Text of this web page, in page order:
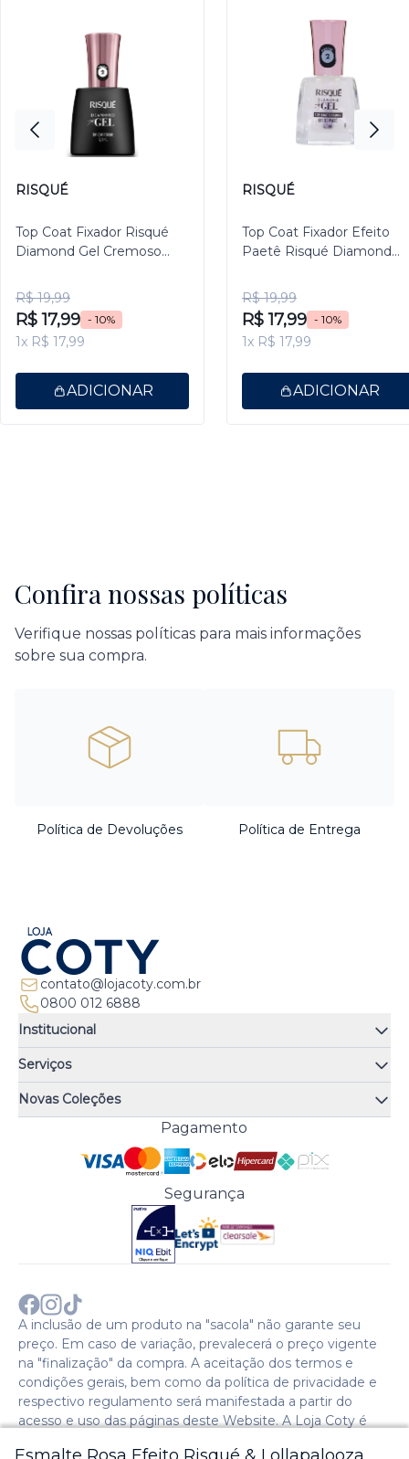
RISQUÉ
Top Coat Fixador Risqué
Diamond Gel Cremoso
R$ 19,99
R$ 17,99 - 10%
1x R$ 17,99
ADICIONAR
RISQUÉ
Top Coat Fixador Efeito
Paetê Risqué Diamond
R$ 19,99
R$ 17,99 - 10%
1x R$ 17,99
ADICIONAR
Confira nossas políticas
Verifique nossas políticas para mais informações
sobre sua compra.
Política de Devoluções Política de Entrega
contato@lojacoty.com.br
0800 012 6888
Institucional
Quem somos
Quiz de fragrâncias
Trocas e Devoluções
Troque Fácil
Perguntas Frequentes
Política de Pagamento
Política de Entrega
Política de Privacidade
Comprar com CNPJ?
Sobre a COTY no mundo
Serviços
Atendimento
Meus Pedidos
Trabalhe Conosco
Preferências de Cookies
Novas Coleções
Cenoura & Bronze
Pagamento
Segurança
A inclusão de um produto na "sacola" não garante seu
preço. Em caso de variação, prevalecerá o preço vigente
na "finalização" da compra. A aceitação dos termos e
condições gerais, bem como da política de privacidade e
respectivo regulamento será manifestada a partir do
acesso e uso das páginas deste Website. A Loja Coty é